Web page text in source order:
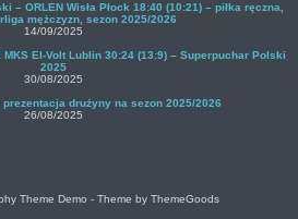
– ORLEN Wisła Płock 18:40 (10:21) – piłka ręczna,
mężczyzn, sezon 2025/2026
14/09/2025
MKS El-Volt Lublin 30:24 (13:9) – Superpuchar Polski
2025
30/08/2025
prezentacja drużyny na sezon 2025/2026
26/08/2025
Theme Demo - Theme by ThemeGoods